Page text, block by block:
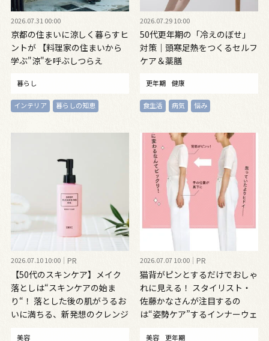
2026.07.31 00:00
京都の住まいに涼しく暮らすヒ
ントが 【料理家の住まいから
学ぶ"涼"を呼ぶしつらえ
暮らし
インテリア 暮らしの知恵
2026.07.29 10:00
50代更年期の「冷えのぼせ」
対策｜頭寒足熱をつくるセルフ
ケア＆薬膳
更年期 健康
食生活 病気 悩み
2026.07.10 10:00 PR
【50代のスキンケア】メイク
落としは“スキンケアの始ま
り“！ 落とした後の肌がうるお
いに満ちる、新発想のクレンジ
美容
2026.07.07 10:00 PR
猫背がピンとするだけでおしゃ
れに見える！ スタイリスト・
佐藤かなさんが注目するの
は“姿勢ケア”するインナーウェ
美容 更年期